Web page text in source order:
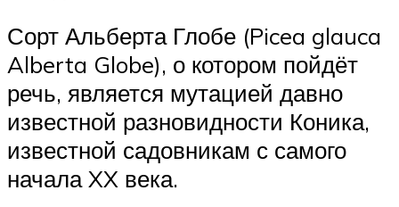
Сорт Альберта Глобе (Picea glauca
Alberta Globe), о котором пойдёт
речь, является мутацией давно
известной разновидности Коника,
известной садовникам с самого
начала XX века.